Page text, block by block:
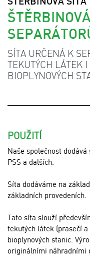
SÍTA URČENÁ K
TEKUTÝCH LÁTEK
BIOPLYNOVÝCH
POUŽITÍ
Naše společnost
PSS a dalších.
Síta dodáváme na
základních provedeních.
Tato síta slouží
tekutých látek (prasečí
bioplynových stanic.
originálními náhradními